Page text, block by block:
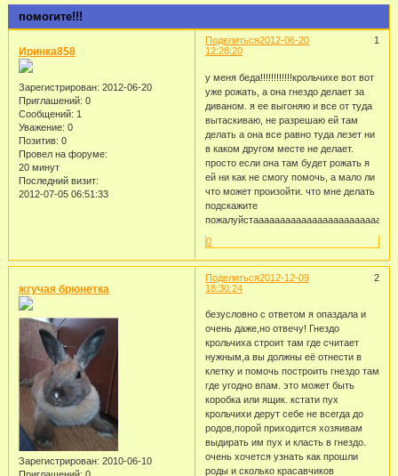
помогите!!!
Поделиться 1
2012-06-20
12:28:20
Иринка858
Зарегистрирован: 2012-06-20
Приглашений: 0
Сообщений: 1
Уважение: 0
Позитив: 0
Провел на форуме:
20 минут
Последний визит:
2012-07-05 06:51:33
у меня беда!!!!!!!!!!!!крольчихе вот вот
уже рожать, а она гнездо делает за
диваном. я ее выгоняю и все от туда
вытаскиваю, не разрешаю ей там
делать а она все равно туда лезет ни
в каком другом месте не делает.
просто если она там будет рожать я
ей ни как не смогу помочь, а мало ли
что может произойти. что мне делать
подскажите
0
Поделиться 2
2012-12-09
18:30:24
жгучая брюнетка
Зарегистрирован: 2010-06-10
безусловно с ответом я опаздала и
очень даже,но отвечу! Гнездо
крольчиха строит там где считает
нужным,а вы должны её отнести в
клетку и помочь построить гнездо там
где угодно впам. это может быть
коробка или ящик. кстати пух
крольчихи дерут себе не всегда до
родов,порой приходится хозяивам
выдирать им пух и класть в гнездо.
очень хочется узнать как прошли
роды и сколько красавчиков